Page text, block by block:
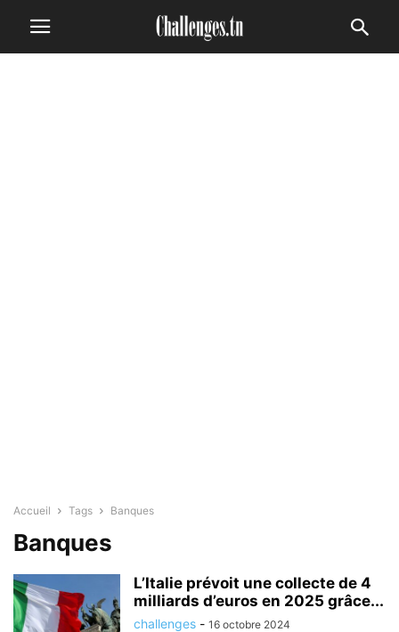
Accueil Tags Banques
Banques
L’Italie prévoit une collecte de 4
milliards d’euros en 2025 grâce...
challenges - 16 octobre 2024